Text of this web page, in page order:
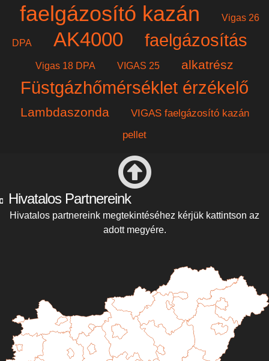
faelgázosító kazán Vigas 26
DPA AK4000 faelgázosítás
Vigas 18 DPA VIGAS 25 alkatrész
Füstgázhőmérséklet érzékelő
Lambdaszonda
VIGAS faelgázosító kazán
pellet
Hivatalos Partnereink
Hivatalos partnereink megtekintéséhez kérjük kattintson az
adott megyére.